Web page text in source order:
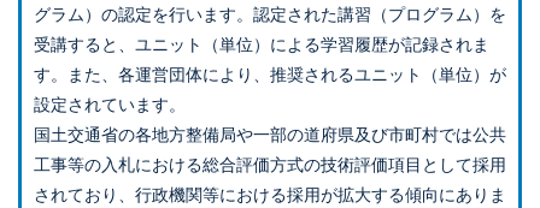
グラム）の認定を行います。認定された講習（プログラム）を
受講すると、ユニット（単位）による学習履歴が記録されま
す。また、各運営団体により、推奨されるユニット（単位）が
設定されています。
国土交通省の各地方整備局や一部の道府県及び市町村では公共
工事等の入札における総合評価方式の技術評価項目として採用
されており、行政機関等における採用が拡大する傾向にありま